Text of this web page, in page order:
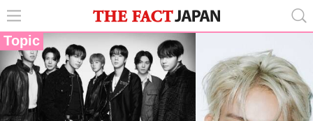
Topic